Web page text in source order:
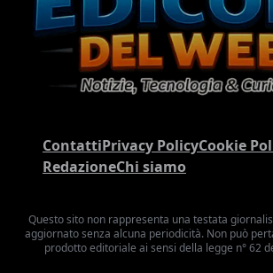
ContattiPrivacy PolicyCookie
RedazioneChi siamo
Questo sito non rappresenta una testata
aggiornato senza alcuna periodicità. Non può
prodotto editoriale ai sensi della legge n° 62